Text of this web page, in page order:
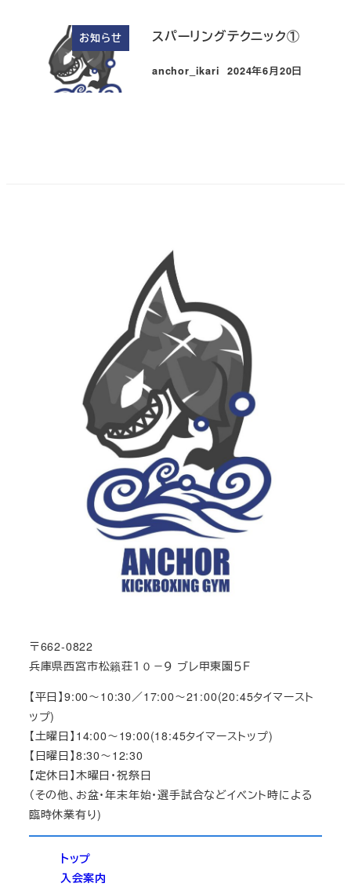
お知らせ スパーリングテクニック①
anchor_ikari
投稿日
2024年6月20日
〒662-0822
兵庫県西宮市松籟荘１０－９ ブレ甲東園５Ｆ
【平日】9:00～10:30／17:00～21:00(20:45タイマースト
ップ)
【土曜日】14:00～19:00(18:45タイマーストップ)
【日曜日】8:30～12:30
【定休日】木曜日・祝祭日
（その他、お盆・年末年始・選手試合などイベント時による
臨時休業有り)
トップ
入会案内